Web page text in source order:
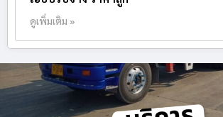
ดูเพิ่มเติม »